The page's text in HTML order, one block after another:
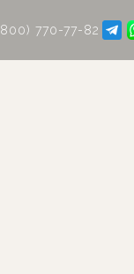
770-77-82